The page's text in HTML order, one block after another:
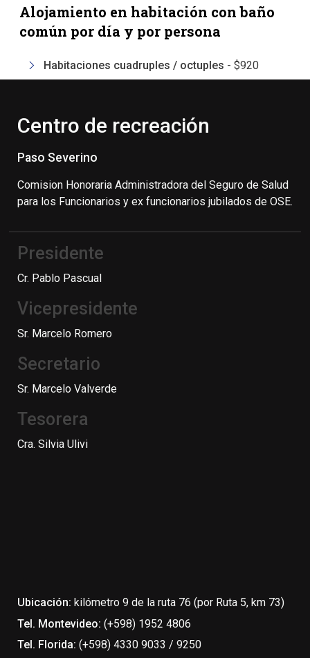
Alojamiento en habitación con baño
común por día y por persona
Habitaciones cuadruples / octuples - $920
Centro de recreación
Paso Severino
Comision Honoraria Administradora del Seguro de Salud
para los Funcionarios y ex funcionarios jubilados de OSE.
Presidente
Cr. Pablo Pascual
Vicepresidente
Sr. Marcelo Romero
Secretario
Sr. Marcelo Valverde
Tesorera
Cra. Silvia Ulivi
Ubicación: kilómetro 9 de la ruta 76 (por Ruta 5, km 73)
Tel. Montevideo: (+598) 1952 4806
Tel. Florida: (+598) 4330 9033 / 9250